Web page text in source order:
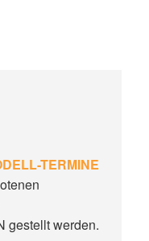
TERMINE
gestellt werden.